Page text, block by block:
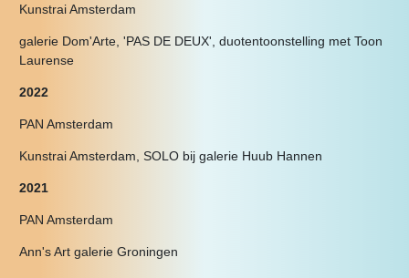
Kunstrai Amsterdam
galerie Dom'Arte, 'PAS DE DEUX', duotentoonstelling met Toon
Laurense
2022
PAN Amsterdam
Kunstrai Amsterdam, SOLO bij galerie Huub Hannen
2021
PAN Amsterdam
Ann's Art galerie Groningen